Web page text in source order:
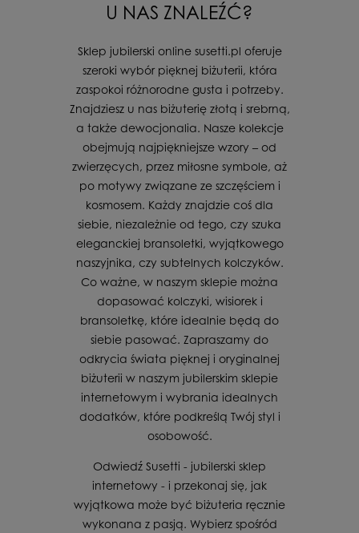
U NAS ZNALEŹĆ?
Sklep jubilerski online susetti.pl oferuje
szeroki wybór pięknej biżuterii, która
zaspokoi różnorodne gusta i potrzeby.
Znajdziesz u nas biżuterię złotą i srebrną,
a także dewocjonalia. Nasze kolekcje
obejmują najpiękniejsze wzory – od
zwierzęcych, przez miłosne symbole, aż
po motywy związane ze szczęściem i
kosmosem. Każdy znajdzie coś dla
siebie, niezależnie od tego, czy szuka
eleganckiej bransoletki, wyjątkowego
naszyjnika, czy subtelnych kolczyków.
Co ważne, w naszym sklepie można
dopasować kolczyki, wisiorek i
bransoletkę, które idealnie będą do
siebie pasować. Zapraszamy do
odkrycia świata pięknej i oryginalnej
biżuterii w naszym jubilerskim sklepie
internetowym i wybrania idealnych
dodatków, które podkreślą Twój styl i
osobowość.
Odwiedź Susetti - jubilerski sklep
internetowy - i przekonaj się, jak
wyjątkowa może być biżuteria ręcznie
wykonana z pasją. Wybierz spośród